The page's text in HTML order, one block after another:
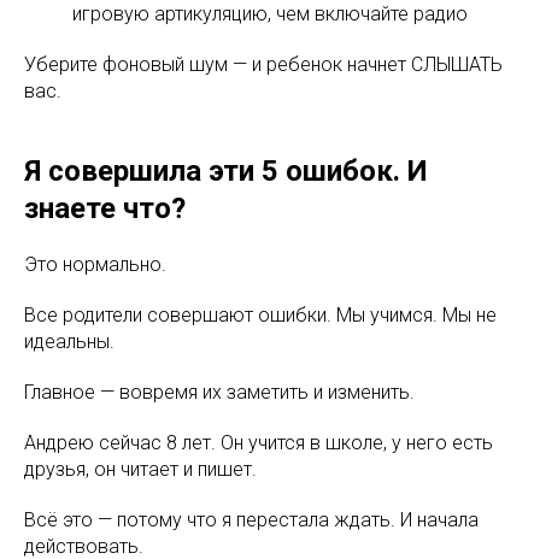
игровую артикуляцию, чем включайте радио
Уберите фоновый шум — и ребенок начнет СЛЫШАТЬ
вас.
Я совершила эти 5 ошибок. И
знаете что?
Это нормально.
Все родители совершают ошибки. Мы учимся. Мы не
идеальны.
Главное — вовремя их заметить и изменить.
Андрею сейчас 8 лет. Он учится в школе, у него есть
друзья, он читает и пишет.
Всё это — потому что я перестала ждать. И начала
действовать.